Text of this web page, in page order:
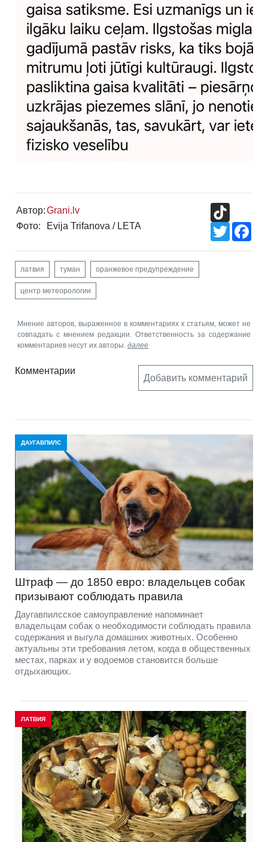
Автор:Grani.lv
Фото:
Evija Trifanova / LETA
Twitter
латвия туман оранжевое предупреждение
центр метеорологии
Мнение авторов, выраженное в комментариях к статьям, может не
совпадать с мнением редакции. Ответственность за содержание
комментариев несут их авторы. далее
Комментарии
Добавить комментарий
ДАУГАВПИЛС
Штраф — до 1850 евро: владельцев собак
призывают соблюдать правила
Даугавпилсское самоуправление напоминает
владельцам собак о необходимости соблюдать правила
содержания и выгула домашних животных. Особенно
актуальны эти требования летом, когда в общественных
местах, парках и у водоемов становится больше
отдыхающих.
ЛАТВИЯ